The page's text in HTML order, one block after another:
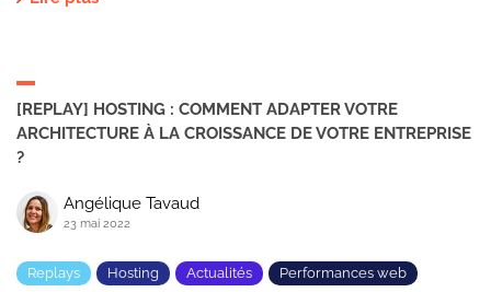
[REPLAY] HOSTING : COMMENT ADAPTER VOTRE
ARCHITECTURE À LA CROISSANCE DE VOTRE ENTREPRISE
?
Angélique Tavaud
23 mai 2022
Replays Hosting Actualités Performances web